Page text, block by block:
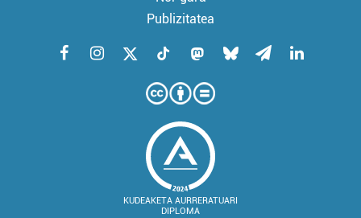
Publizitatea
KUDEAKETA AURRERATUARI
DIPLOMA